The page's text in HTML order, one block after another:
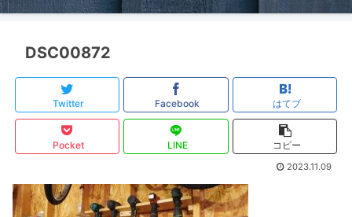
DSC00872
Twitter Facebook はてブ
Pocket LINE コピー
2023.11.09